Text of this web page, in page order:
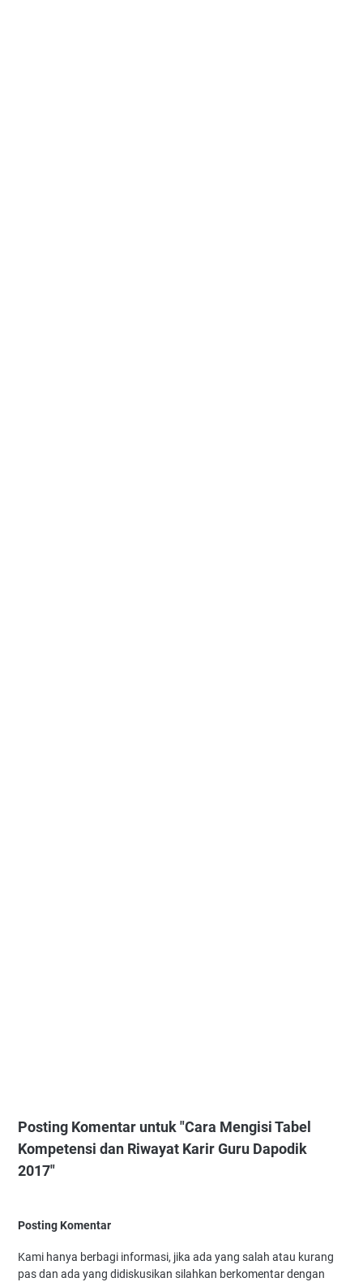
Posting Komentar untuk "Cara Mengisi Tabel
Kompetensi dan Riwayat Karir Guru Dapodik
2017"
Posting Komentar
Kami hanya berbagi informasi, jika ada yang salah atau kurang
pas dan ada yang didiskusikan silahkan berkomentar dengan